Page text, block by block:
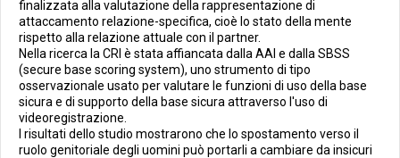
finalizzata alla valutazione della rappresentazione di
attaccamento relazione-specifica, cioè lo stato della mente
rispetto alla relazione attuale con il partner.
Nella ricerca la CRI è stata affiancata dalla AAI e dalla SBSS
(secure base scoring system), uno strumento di tipo
osservazionale usato per valutare le funzioni di uso della base
sicura e di supporto della base sicura attraverso l'uso di
videoregistrazione.
I risultati dello studio mostrarono che lo spostamento verso il
ruolo genitoriale degli uomini può portarli a cambiare da insicuri